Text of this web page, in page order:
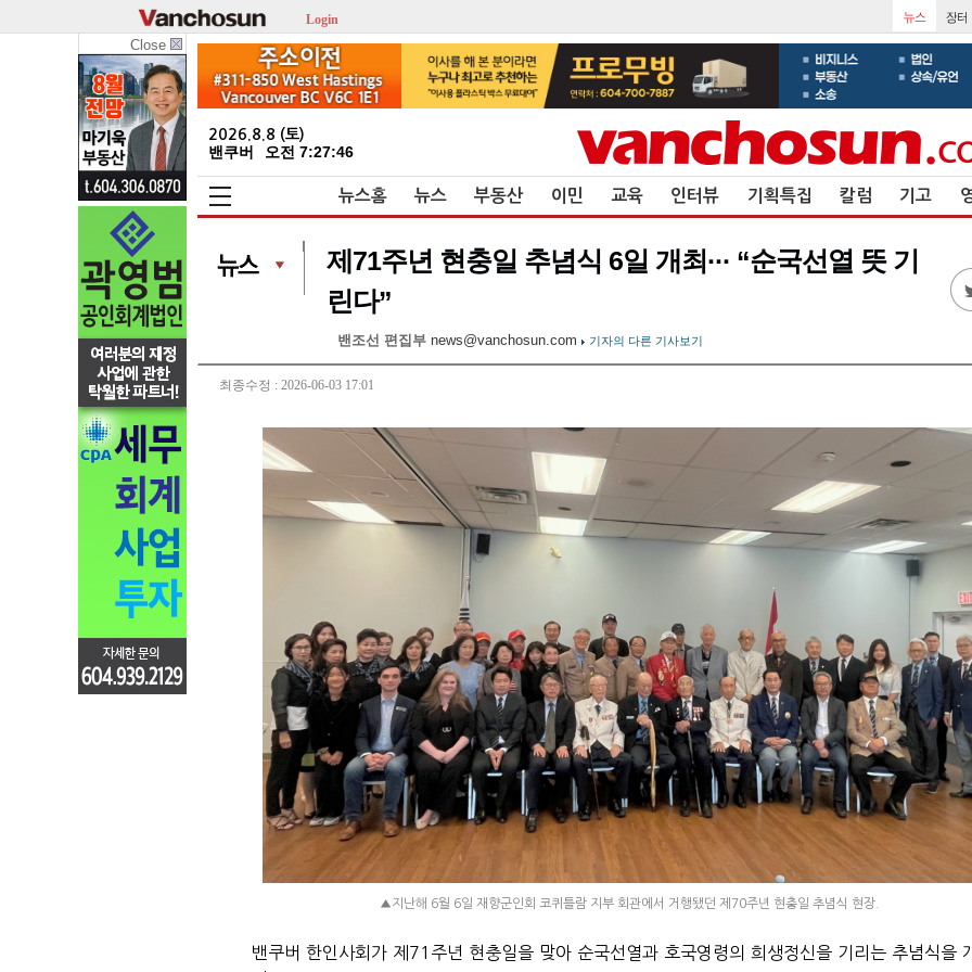
Login
Close
2026.8.8 (토)
밴쿠버 오전 7:27:47
뉴스홈 뉴스 부동산 이민 교육 인터뷰 기획특집 칼럼 기고
제71주년 현충일 추념식 6일 개최··· “순국선열 뜻 기
린다”
밴조선 편집부 news@vanchosun.com 기자의 다른 기사보기
최종수정 : 2026-06-03 17:01
▲지난해 6월 6일 재향군인회 코퀴틀람 지부 회관에서 거행됐던 제70주년 현충일 추념식 현장.
밴쿠버 한인사회가 제71주년 현충일을 맞아 순국선열과 호국영령의 희생정신을 기리는 추념식을